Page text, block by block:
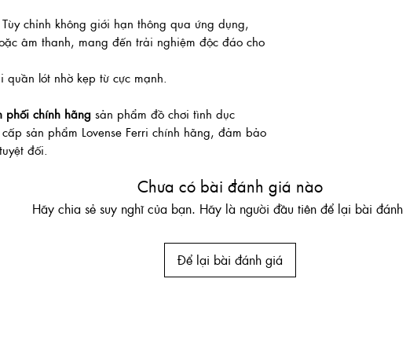
chỉnh không giới hạn thông qua ứng dụng,
âm thanh, mang đến trải nghiệm độc đáo cho
quần lót nhờ kẹp từ cực mạnh.
phối chính hãng sản phẩm đồ chơi tình dục
sản phẩm Lovense Ferri chính hãng, đảm bảo
đối.
Chưa có bài đánh giá nào
Hãy chia sẻ suy nghĩ của bạn. Hãy là người đầu tiên để lại bài
Để lại bài đánh giá